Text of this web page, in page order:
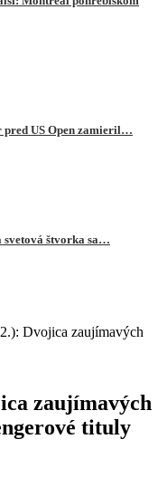
US Open zamieril…
štvorka sa…
Dvojica zaujímavých
zaujímavých
tituly